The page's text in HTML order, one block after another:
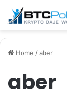
Home /aber
aber